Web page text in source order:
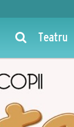
Teatru